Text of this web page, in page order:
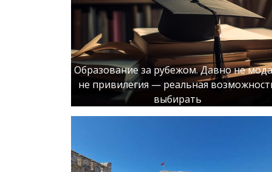
Образование за рубежом. Давно не
не привилегия — реальная
выбирать